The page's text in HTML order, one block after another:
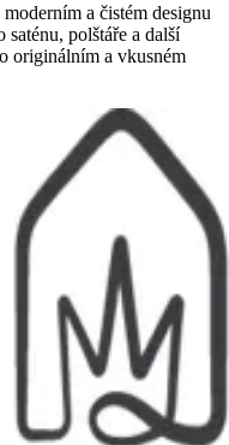
a čistém designu
polštáře a další
originálním a vkusném